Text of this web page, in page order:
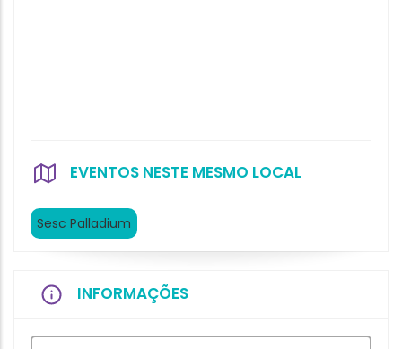
EVENTOS NESTE MESMO LOCAL
Sesc Palladium
INFORMAÇÕES